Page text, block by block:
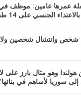
عمرها عامين: موظف
الجنسي على 14 طفل
وانتشال شخصين ولا
وهو مثال بارز على
إلى سوريا لأساهم في